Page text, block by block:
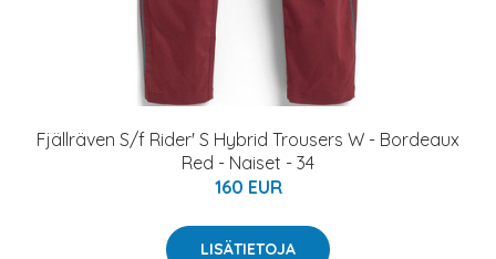
Fjällräven S/f Rider' S Hybrid Trousers W - Bordeaux
Red - Naiset - 34
160 EUR
LISÄTIETOJA